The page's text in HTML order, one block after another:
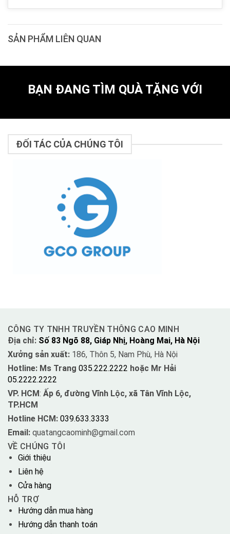
SẢN PHẨM LIÊN QUAN
BẠN ĐANG TÌM QUÀ TẶNG VỚI
ĐỐI TÁC CỦA CHÚNG TÔI
CÔNG TY TNHH TRUYỀN THÔNG CAO MINH
Địa chỉ: Số 83 Ngõ 88, Giáp Nhị, Hoàng Mai, Hà Nội
Xưởng sản xuất: 186, Thôn 5, Nam Phù, Hà Nội
Hotline: Ms Trang 035.222.2222 hoặc Mr Hải
05.2222.2222
VP. HCM: Ấp 6, đường Vĩnh Lộc, xã Tân Vĩnh Lộc,
TP.HCM
Hotline HCM: 039.633.3333
Email: quatangcaominh@gmail.com
VỀ CHÚNG TÔI
Giới thiệu
Liên hệ
Cửa hàng
HỖ TRỢ
Hướng dẫn mua hàng
Hướng dẫn thanh toán